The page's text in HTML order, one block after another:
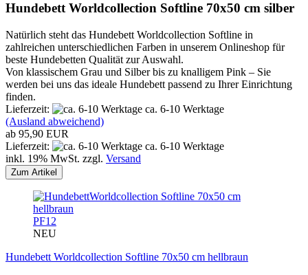
Hundebett Worldcollection Softline 70x50 cm silber
Natürlich steht das Hundebett Worldcollection Softline in
zahlreichen unterschiedlichen Farben in unserem Onlineshop für
beste Hundebetten Qualität zur Auswahl.
Von klassischem Grau und Silber bis zu knalligem Pink – Sie
werden bei uns das ideale Hundebett passend zu Ihrer Einrichtung
finden.
Lieferzeit:
ca. 6-10 Werktage
(Ausland abweichend)
ab 95,90 EUR
Lieferzeit:
ca. 6-10 Werktage
inkl. 19% MwSt. zzgl. Versand
Zum Artikel
PF12
NEU
Hundebett Worldcollection Softline 70x50 cm hellbraun